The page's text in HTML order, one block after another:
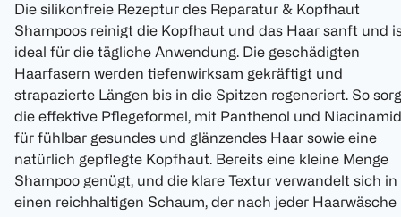
Die silikonfreie Rezeptur des Reparatur & Kopfhaut
Shampoos reinigt die Kopfhaut und das Haar sanft und
ideal für die tägliche Anwendung. Die geschädigten
Haarfasern werden tiefenwirksam gekräftigt und
strapazierte Längen bis in die Spitzen regeneriert. So
die effektive Pflegeformel, mit Panthenol und
für fühlbar gesundes und glänzendes Haar sowie eine
natürlich gepflegte Kopfhaut. Bereits eine kleine Menge
Shampoo genügt, und die klare Textur verwandelt sich in
einen reichhaltigen Schaum, der nach jeder Haarwäsche